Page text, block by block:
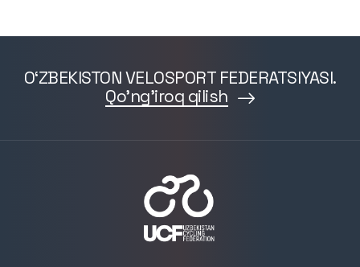
O‘ZBEKISTON VELOSPORT FEDERATSIYASI.
Qo'ng'iroq qilish